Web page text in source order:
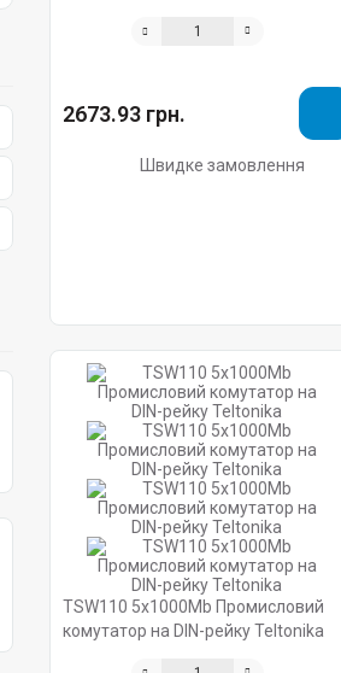
2673.93 грн.
Швидке замовлення
TSW110 5х1000Mb Промисловий
комутатор на DIN-рейку Teltonika